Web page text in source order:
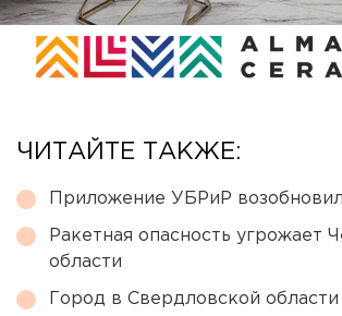
ЧИТАЙТЕ ТАКЖЕ:
Приложение УБРиР
Ракетная опасность угрожает
области
Город в Свердловской